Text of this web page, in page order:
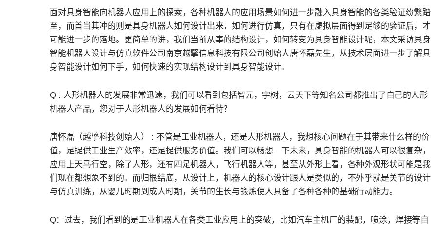
面对具身智能向机器人应用上的探索，各种机器人的应用场景如何进一步融入具身智能的各类验证纷繁踏
至，而首当其冲的则是具身机器人如何设计出来，如何进行仿真，只有在虚拟层面得到足够的验证后，才
可能进一步的落地。更简单的讲，我们当前从事的结构设计，如何转变为具身智能设计呢，本文采访具身
智能机器人设计与仿真软件公司南京越擎信息科技有限公司创始人唐怀磊先生，从技术层面进一步了解具
身智能设计如何下手，如何快速的实现结构设计到具身智能设计。
Q : 人形机器人的发展非常迅速，我们可以看到包括智元，宇树，云天下等知名公司都推出了自己的人形
机器人产品，您对于人形机器人的发展如何看待？
唐怀磊（越擎科技创始人） : 不管是工业机器人，还是人形机器人，我想核心问题在于其带来什么样的价
值，是提供工业生产效率，还是提供服务价值。我们可以畅想一下未来，具身智能的机器人可以很复杂，
应用上天马行空，除了人形，还有四足机器人，飞行机器人等，甚至从外形上看，各种外观形状可能是我
们现在都想象不到的。而归根结底，从设计上，机器人的核心设计跟人是类似的，不外乎就是关节的设计
与仿真训练，从婴儿时期到成人时期，关节的生长与锻炼使人具备了各种各种的基础行动能力。
Q：过去，我们看到的是工业机器人在各类工业应用上的突破，比如汽车主机厂的装配，喷涂，焊接等自